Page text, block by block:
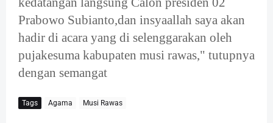
Prabowo Subianto,dan insyaallah saya akan
hadir di acara yang di selenggarakan oleh
pujakesuma kabupaten musi rawas," tutupnya
dengan semangat
Tags Agama Musi Rawas